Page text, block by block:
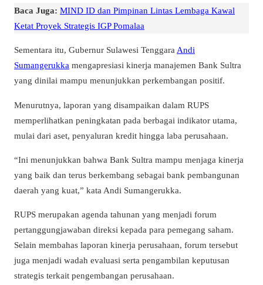
Baca Juga: MIND ID dan Pimpinan Lintas Lembaga Kawal
Ketat Proyek Strategis IGP Pomalaa
Sementara itu, Gubernur Sulawesi TenggaraAndi
Sumangerukka mengapresiasi kinerja manajemen Bank Sultra
yang dinilai mampu menunjukkan perkembangan positif.
Menurutnya, laporan yang disampaikan dalam RUPS
memperlihatkan peningkatan pada berbagai indikator utama,
mulai dari aset, penyaluran kredit hingga laba perusahaan.
“Ini menunjukkan bahwa Bank Sultra mampu menjaga kinerja
yang baik dan terus berkembang sebagai bank pembangunan
daerah yang kuat,” kata Andi Sumangerukka.
RUPS merupakan agenda tahunan yang menjadi forum
pertanggungjawaban direksi kepada para pemegang saham.
Selain membahas laporan kinerja perusahaan, forum tersebut
juga menjadi wadah evaluasi serta pengambilan keputusan
strategis terkait pengembangan perusahaan.